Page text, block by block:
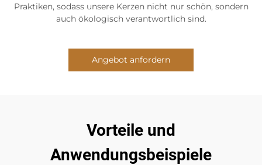
Praktiken, sodass unsere Kerzen nicht nur schön, sondern
auch ökologisch verantwortlich sind.
Angebot anfordern
Vorteile und
Anwendungsbeispiele